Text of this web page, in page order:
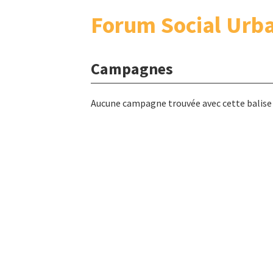
Forum Social
Campagnes
Aucune campagne trouvée avec cette balise